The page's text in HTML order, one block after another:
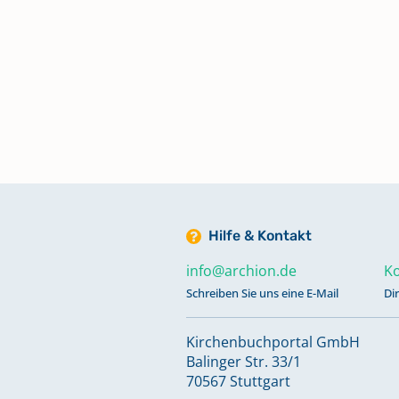
Keine verfügbaren Digitalisate
Kircheneintritte 2001 - 2023
Keine verfügbaren Digitalisate
Konfirmationen 1831 - 1891
Hilfe & Kontakt
info@archion.de
Schreiben Sie uns eine E-Mail
Kirchenbuchportal GmbH
Balinger Str. 33/1
70567 Stuttgart